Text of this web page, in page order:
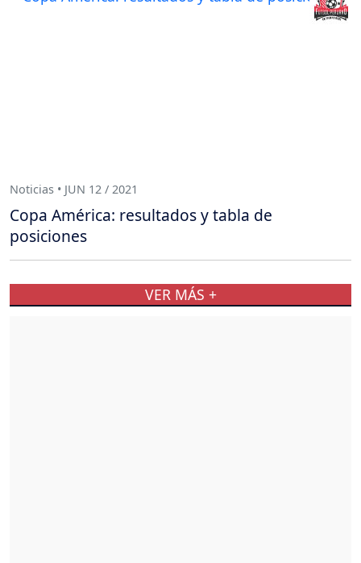
Noticias • JUN 12 / 2021
Copa América: resultados y tabla de
posiciones
VER MÁS +